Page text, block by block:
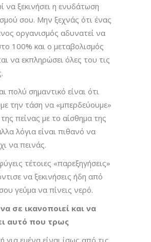
να ξεκινήσει η ενυδάτωση
σου. Μην ξεχνάς ότι ένας
οργανισμός αδυνατεί να
100% και ο μεταβολισμός
να εκπληρώσει όλες του τις
πολύ σημαντικό είναι ότι
την τάση να «μπερδεύουμε»
πείνας με το αίσθημα της
λόγια είναι πιθανό να
να πεινάς.
τέτοιες «παρεξηγήσεις»
να ξεκινήσεις ήδη από
γεύμα να πίνεις νερό.
σε ικανοποιεί και να
αυτό που τρως
για εμένα είναι ίσως από τις